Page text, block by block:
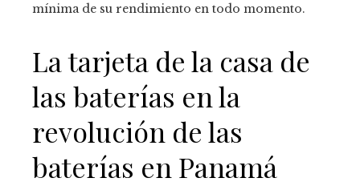
mínima de su rendimiento en todo momento.
La tarjeta de la casa de
las baterías en la
revolución de las
baterías en Panamá